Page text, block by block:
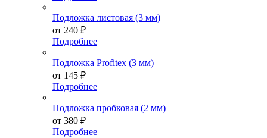
Подложка листовая (3 мм)
от 240 ₽
Подробнее
Подложка Profitex (3 мм)
от 145 ₽
Подробнее
Подложка пробковая (2 мм)
от 380 ₽
Подробнее